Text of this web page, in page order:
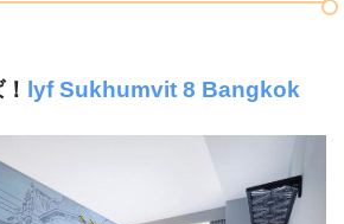
lyf Sukhumvit 8 Bangkok